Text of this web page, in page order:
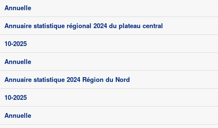
Annuelle
Annuaire statistique régional 2024 du plateau central
10-2025
Annuelle
Annuaire statistique 2024 Région du Nord
10-2025
Annuelle